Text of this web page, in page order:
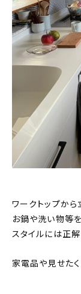
ワークトップから
お鍋や洗い物等
スタイルには正解
家電品や見せた